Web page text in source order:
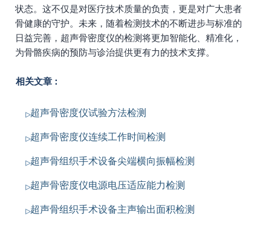
状态。这不仅是对医疗技术质量的负责，更是对广大患者
骨健康的守护。未来，随着检测技术的不断进步与标准的
日益完善，超声骨密度仪的检测将更加智能化、精准化，
为骨骼疾病的预防与诊治提供更有力的技术支撑。
相关文章：
超声骨密度仪试验方法检测
超声骨密度仪连续工作时间检测
超声骨组织手术设备尖端横向振幅检测
超声骨密度仪电源电压适应能力检测
超声骨组织手术设备主声输出面积检测